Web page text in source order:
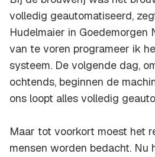
volledig geautomatiseerd,
Hudelmaier in Goedemorgen
van te voren programeer ik
systeem. De volgende dag,
ochtends, beginnen de
ons loopt alles volledig
Maar tot voorkort moest het
mensen worden bedacht. Nu